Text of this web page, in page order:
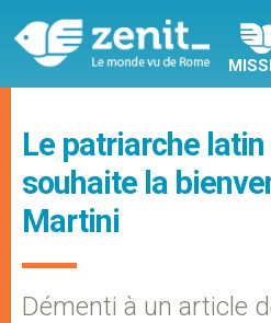
Le patriarche
souhaite la
Martini
Démenti à un article